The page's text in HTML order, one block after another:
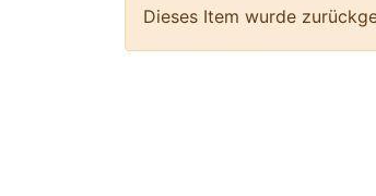
Dieses Item wurde